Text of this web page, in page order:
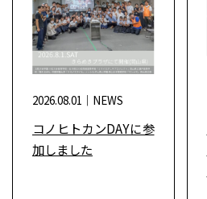
2026.08.01｜ NEWS
コノヒトカンDAYに参
加しました